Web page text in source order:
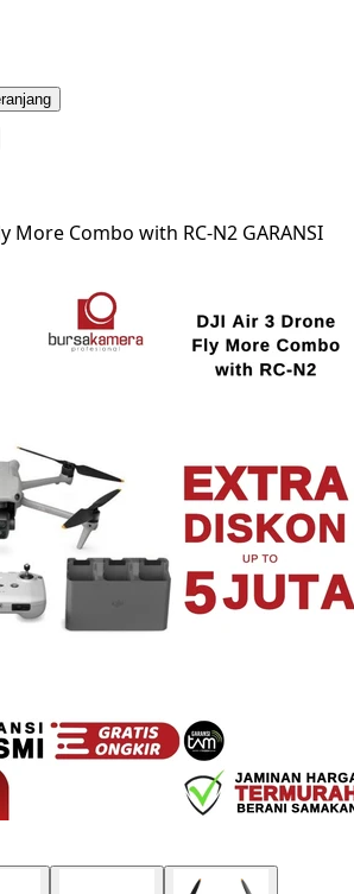
More Combo with RC-N2 GARANSI